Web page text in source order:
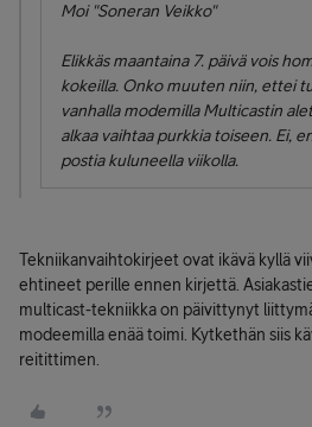
Moi "Soneran Veikko"
Elikkäs maantaina 7. päivä vois
kokeilla. Onko muuten niin, ettei
vanhalla modemilla Multicastin
alkaa vaihtaa purkkia toiseen. Ei,
postia kuluneella viikolla.
Tekniikanvaihtokirjeet ovat ikävä kyllä
ehtineet perille ennen kirjettä.
multicast-tekniikka on päivittynyt
modeemilla enää toimi. Kytkethän siis
reitittimen.